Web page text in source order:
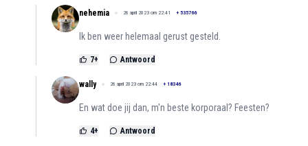
nehemia 26 april 2023 om 22:41 + 535766
Ik ben weer helemaal gerust gesteld.
7+ Antwoord
wally 26 april 2023 om 22:44 + 18346
En wat doe jij dan, m'n beste korporaal? Feesten?
4+ Antwoord